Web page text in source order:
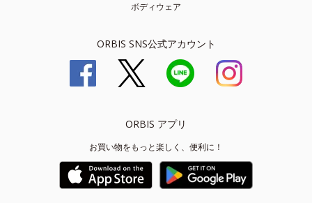
ボディウェア
ORBIS SNS公式アカウント
ORBIS アプリ
お買い物をもっと楽しく、便利に！